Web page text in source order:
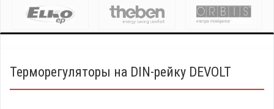
Терморегуляторы на DIN-рейку DEVOLT